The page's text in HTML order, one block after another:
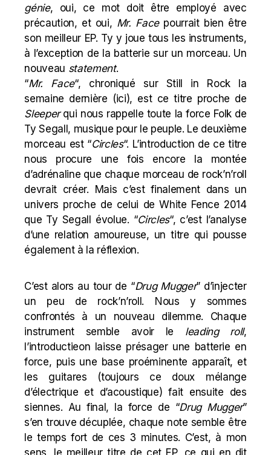
génie, oui, ce mot doit être employé avec
précaution, et oui, Mr. Face pourrait bien être
son meilleur EP. Ty y joue tous les instruments,
à l’exception de la batterie sur un morceau. Un
nouveau statement.
“Mr. Face“, chroniqué sur Still in Rock la
semaine dernière (ici), est ce titre proche de
Sleeperqui nous rappelle toute la force Folk de
Ty Segall, musique pour le peuple. Le deuxième
morceau est “Circles“. L’introduction de ce titre
nous procure une fois encore la montée
d’adrénaline que chaque morceau de rock’n’roll
devrait créer. Mais c’est finalement dans un
univers proche de celui de White Fence 2014
que Ty Segall évolue. “Circles“, c’est l’analyse
d’une relation amoureuse, un titre qui pousse
également à la réflexion.
C’est alors au tour de “Drug Mugger” d’injecter
un peu de rock’n’roll. Nous y sommes
confrontés à un nouveau dilemme. Chaque
instrument semble avoir le leading roll,
l’introductieon laisse présager une batterie en
force, puis une base proéminente apparaît, et
les guitares (toujours ce doux mélange
d’électrique et d’acoustique) fait ensuite des
siennes. Au final, la force de “Drug Mugger”
s’en trouve décuplée, chaque note semble être
le temps fort de ces 3 minutes. C’est, à mon